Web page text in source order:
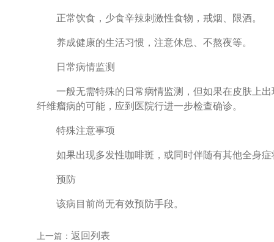
正常饮食，少食辛辣刺激性食物，戒烟、限酒。
养成健康的生活习惯，注意休息、不熬夜等。
日常病情监测
一般无需特殊的日常病情监测，但如果在皮肤上出
纤维瘤病的可能，应到医院行进一步检查确诊。
特殊注意事项
如果出现多发性咖啡斑，或同时伴随有其他全身症
预防
该病目前尚无有效预防手段。
上一篇： 返回列表